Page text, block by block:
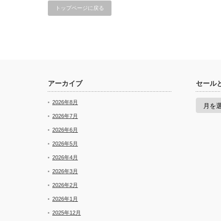
トップページに戻る
アーカイブ
2026年8月
2026年7月
2026年6月
2026年5月
2026年4月
2026年3月
2026年2月
2026年1月
2025年12月
セール
セ